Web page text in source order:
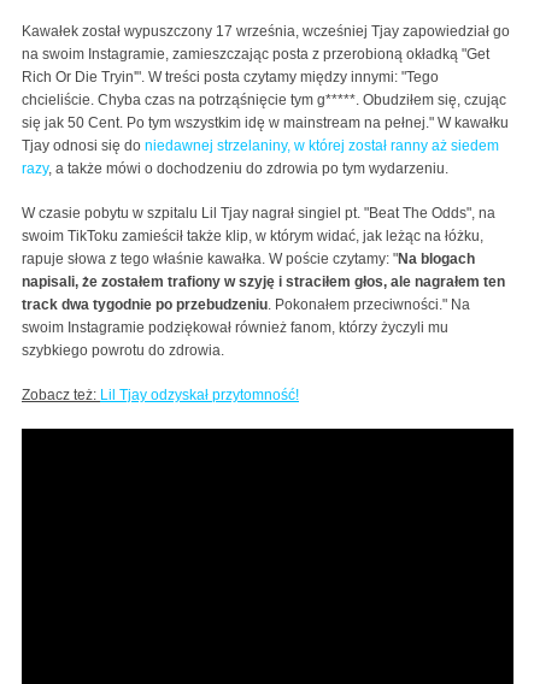
Kawałek został wypuszczony 17 września, wcześniej Tjay zapowiedział go
na swoim Instagramie, zamieszczając posta z przerobioną okładką "Get
Rich Or Die Tryin'". W treści posta czytamy między innymi: "Tego
chcieliście. Chyba czas na potrząśnięcie tym g*****. Obudziłem się, czując
się jak 50 Cent. Po tym wszystkim idę w mainstream na pełnej." W kawałku
Tjay odnosi się do niedawnej strzelaniny, w której został ranny aż siedem
razy, a także mówi o dochodzeniu do zdrowia po tym wydarzeniu.
W czasie pobytu w szpitalu Lil Tjay nagrał singiel pt. "Beat The Odds", na
swoim TikToku zamieścił także klip, w którym widać, jak leżąc na łóżku,
rapuje słowa z tego właśnie kawałka. W poście czytamy: "Na blogach
napisali, że zostałem trafiony w szyję i straciłem głos, ale nagrałem ten
track dwa tygodnie po przebudzeniu. Pokonałem przeciwności." Na
swoim Instagramie podziękował również fanom, którzy życzyli mu
szybkiego powrotu do zdrowia.
Zobacz też: Lil Tjay odzyskał przytomność!